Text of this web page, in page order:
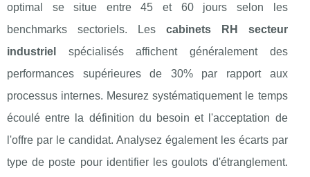
optimal se situe entre 45 et 60 jours selon les
benchmarks sectoriels. Les cabinets RH secteur
industriel
spécialisés affichent généralement des
performances supérieures de 30% par rapport aux
processus internes. Mesurez systématiquement le temps
écoulé entre la définition du besoin et l'acceptation de
l'offre par le candidat. Analysez également les écarts par
type de poste pour identifier les goulots d'étranglement.